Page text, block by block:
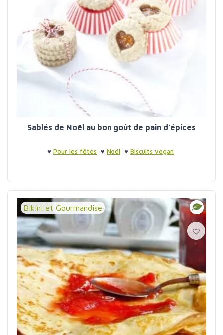
Sablés de Noël au bon goût de pain d'épices
♥ Pour les fêtes ♥ Noël ♥ Biscuits vegan
Bikini et Gourmandise